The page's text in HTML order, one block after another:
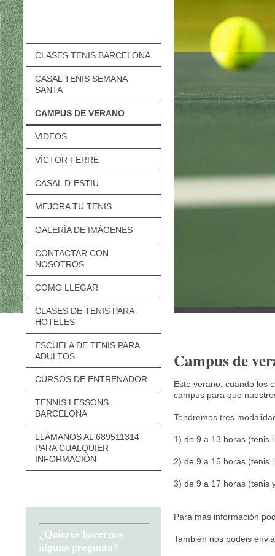
CLASES TENIS BARCELONA
CASAL TENIS SEMANA
SANTA
CAMPUS DE VERANO
VIDEOS
VÍCTOR FERRÉ
CASAL D´ESTIU
MEJORA TU TENIS
GALERÍA DE IMÁGENES
CONTACTAR CON
NOSOTROS
COMO LLEGAR
CLASES DE TENIS PARA
HOTELES
ESCUELA DE TENIS PARA
ADULTOS
CURSOS DE ENTRENADOR
TENNIS LESSONS
BARCELONA
LLÁMANOS AL 689511314
PARA CUALQUIER
INFORMACIÓN
¿Quieres hacernos
alguna pregunta?
Campus de
Este verano, cuando los
campus para que
Tendremos tres
1) de 9 a 13 horas (tenis
2) de 9 a 15 horas (tenis
3) de 9 a 17 horas (tenis
Para más información
También nos podeis